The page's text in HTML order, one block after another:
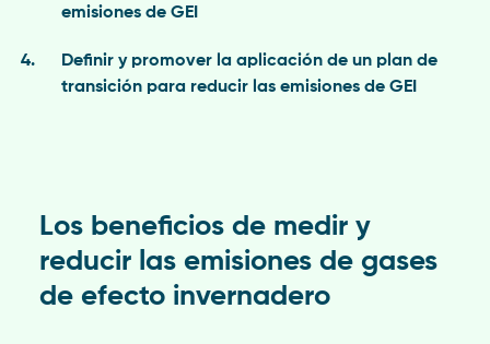
emisiones de GEI
Definir y promover la aplicación de un plan de
transición para reducir las emisiones de GEI
Los beneficios de medir y
reducir las emisiones de gases
de efecto invernadero